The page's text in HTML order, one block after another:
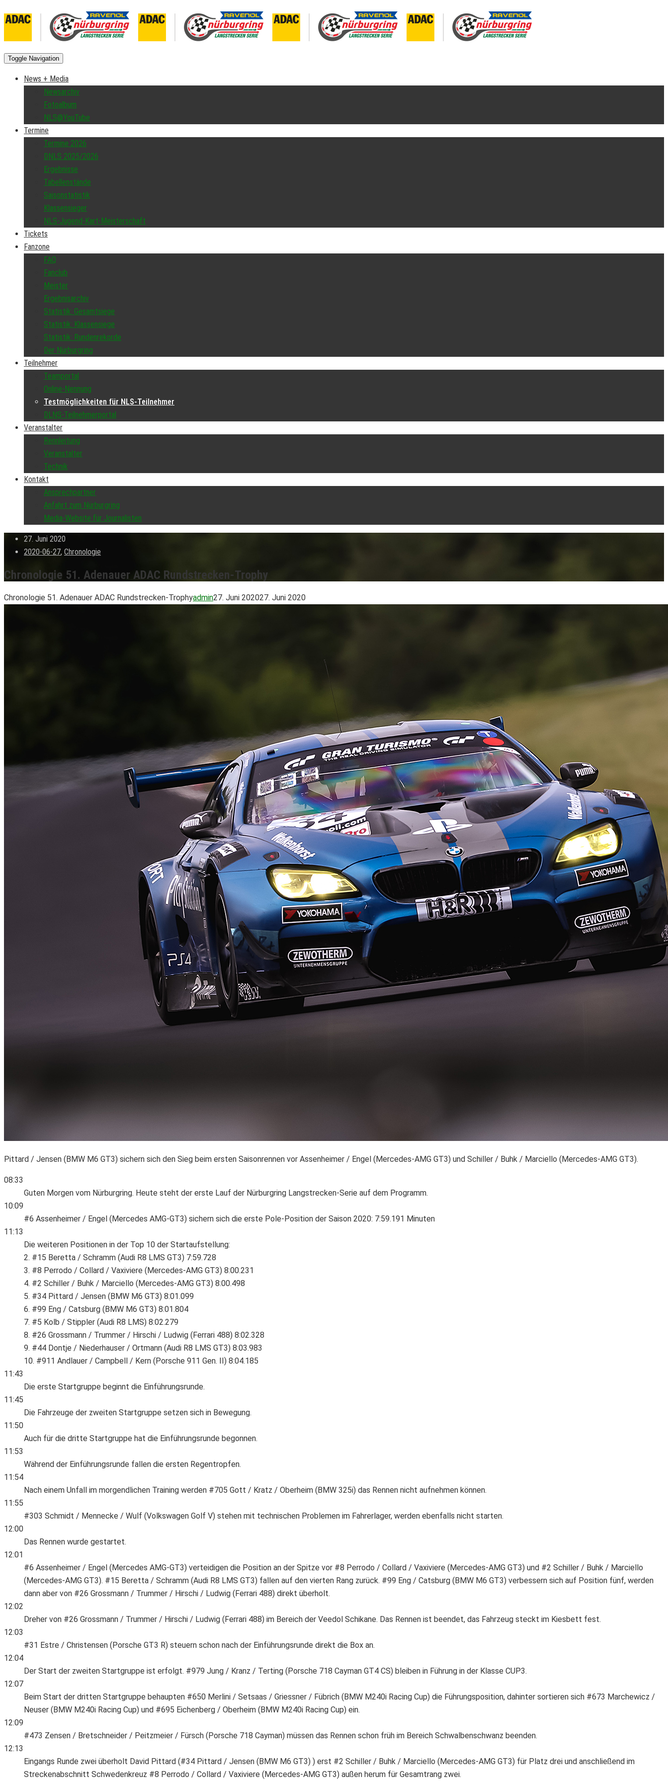
Toggle Navigation
News + Media
Newsarchiv
Fotoalbum
NLS@YouTube
Termine
Termine 2026
DNLS 2025/2026
Ergebnisse
Tabellenstände
Saisonstatistik
Klassensieger
NLS-Jugend-Kart-Meisterschaft
Tickets
Fanzone
FAQ
Fanclub
Meister
Ergebnisarchiv
Statistik: Gesamtsiege
Statistik: Klassensiege
Statistik: Rundenrekorde
Der Nürburgring
Teilnehmer
Teamportal
Online-Nennung
Testmöglichkeiten für NLS-Teilnehmer
DLNS-Teilnehmerportal
Veranstalter
Rennleitung
Veranstalter
Technik
Kontakt
Ansprechpartner
Anfahrt zum Nürburgring
Media-Website für Journalisten
27. Juni 2020
2020-06-27, Chronologie
Chronologie 51. Adenauer ADAC Rundstrecken-Trophy
Chronologie 51. Adenauer ADAC Rundstrecken-Trophyadmin27. Juni 202027. Juni 2020
Pittard / Jensen (BMW M6 GT3) sichern sich den Sieg beim ersten Saisonrennen vor Assenheimer / Engel (Mercedes-AMG GT3) und Schiller / Buhk / Marciello (Mercedes-AMG GT3).
08:33
Guten Morgen vom Nürburgring. Heute steht der erste Lauf der Nürburgring Langstrecken-Serie auf dem Programm.
10:09
#6 Assenheimer / Engel (Mercedes AMG-GT3) sichern sich die erste Pole-Position der Saison 2020: 7:59.191 Minuten
11:13
Die weiteren Positionen in der Top 10 der Startaufstellung:
2. #15 Beretta / Schramm (Audi R8 LMS GT3) 7:59.728
3. #8 Perrodo / Collard / Vaxiviere (Mercedes-AMG GT3) 8:00.231
4. #2 Schiller / Buhk / Marciello (Mercedes-AMG GT3) 8:00.498
5. #34 Pittard / Jensen (BMW M6 GT3) 8:01.099
6. #99 Eng / Catsburg (BMW M6 GT3) 8:01.804
7. #5 Kolb / Stippler (Audi R8 LMS) 8:02.279
8. #26 Grossmann / Trummer / Hirschi / Ludwig (Ferrari 488) 8:02.328
9. #44 Dontje / Niederhauser / Ortmann (Audi R8 LMS GT3) 8:03.983
10. #911 Andlauer / Campbell / Kern (Porsche 911 Gen. II) 8:04.185
11:43
Die erste Startgruppe beginnt die Einführungsrunde.
11:45
Die Fahrzeuge der zweiten Startgruppe setzen sich in Bewegung.
11:50
Auch für die dritte Startgruppe hat die Einführungsrunde begonnen.
11:53
Während der Einführungsrunde fallen die ersten Regentropfen.
11:54
Nach einem Unfall im morgendlichen Training werden #705 Gott / Kratz / Oberheim (BMW 325i) das Rennen nicht aufnehmen können.
11:55
#303 Schmidt / Mennecke / Wulf (Volkswagen Golf V) stehen mit technischen Problemen im Fahrerlager, werden ebenfalls nicht starten.
12:00
Das Rennen wurde gestartet.
12:01
#6 Assenheimer / Engel (Mercedes AMG-GT3) verteidigen die Position an der Spitze vor #8 Perrodo / Collard / Vaxiviere (Mercedes-AMG GT3) und #2 Schiller / Buhk / Marciello
(Mercedes-AMG GT3). #15 Beretta / Schramm (Audi R8 LMS GT3) fallen auf den vierten Rang zurück. #99 Eng / Catsburg (BMW M6 GT3) verbessern sich auf Position fünf, werden
dann aber von #26 Grossmann / Trummer / Hirschi / Ludwig (Ferrari 488) direkt überholt.
12:02
Dreher von #26 Grossmann / Trummer / Hirschi / Ludwig (Ferrari 488) im Bereich der Veedol Schikane. Das Rennen ist beendet, das Fahrzeug steckt im Kiesbett fest.
12:03
#31 Estre / Christensen (Porsche GT3 R) steuern schon nach der Einführungsrunde direkt die Box an.
12:04
Der Start der zweiten Startgruppe ist erfolgt. #979 Jung / Kranz / Terting (Porsche 718 Cayman GT4 CS) bleiben in Führung in der Klasse CUP3.
12:07
Beim Start der dritten Startgruppe behaupten #650 Merlini / Setsaas / Griessner / Fübrich (BMW M240i Racing Cup) die Führungsposition, dahinter sortieren sich #673 Marchewicz /
Neuser (BMW M240i Racing Cup) und #695 Eichenberg / Oberheim (BMW M240i Racing Cup) ein.
12:09
#473 Zensen / Bretschneider / Peitzmeier / Fürsch (Porsche 718 Cayman) müssen das Rennen schon früh im Bereich Schwalbenschwanz beenden.
12:13
Eingangs Runde zwei überholt David Pittard (#34 Pittard / Jensen (BMW M6 GT3) ) erst #2 Schiller / Buhk / Marciello (Mercedes-AMG GT3) für Platz drei und anschließend im
Streckenabschnitt Schwedenkreuz #8 Perrodo / Collard / Vaxiviere (Mercedes-AMG GT3) außen herum für Gesamtrang zwei.